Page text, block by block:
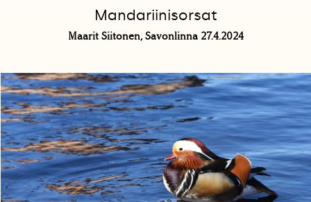
Mandariinisorsat
Maarit Siitonen, Savonlinna 27.4.2024